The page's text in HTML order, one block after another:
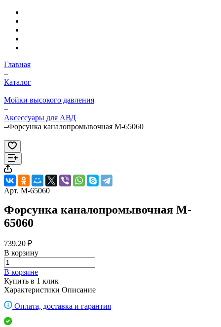
Главная
–
Каталог
–
Мойки высокого давления
–
Аксессуары для АВД
–Форсунка каналопромывочная M-65060
Арт. M-65060
Форсунка каналопромывочная M-
65060
739.20 ₽
В корзину
В корзине
Купить в 1 клик
Характеристики Описание
Оплата, доставка и гарантия